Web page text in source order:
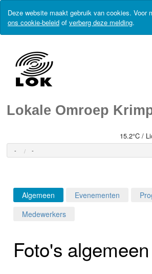
Deze website maakt gebruik van cookies. Voor
ons cookie-beleid of verberg deze melding.
Lokale Omroep
15.2°C /
- -
Login
Programma's
Algemeen Evenementen
Medewerkers
Foto's algemeen